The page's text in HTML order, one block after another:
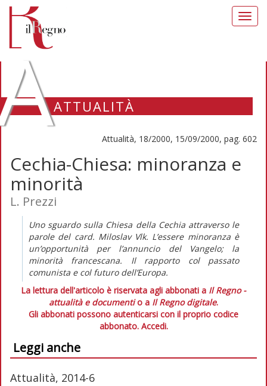
ATTUALITÀ
Attualità, 18/2000, 15/09/2000, pag. 602
Cechia-Chiesa: minoranza e
minorità
L. Prezzi
Uno sguardo sulla Chiesa della Cechia attraverso le
parole del card. Miloslav Vlk. L’essere minoranza è
un’opportunità per l’annuncio del Vangelo; la
minorità francescana. Il rapporto col passato
comunista e col futuro dell’Europa.
La lettura dell'articolo è riservata agli abbonati a Il Regno -
attualità e documentio a Il Regno digitale.
Gli abbonati possono autenticarsi con il proprio codice
abbonato. Accedi.
Leggi anche
Attualità, 2014-6